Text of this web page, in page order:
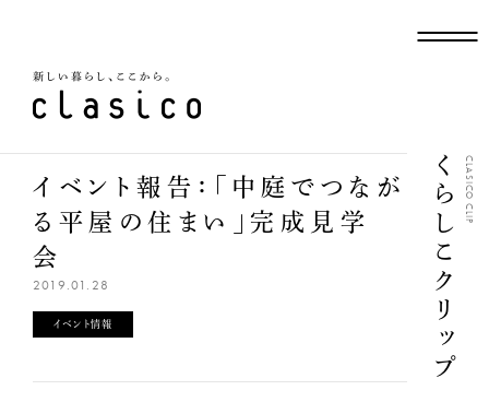
くらしこクリップCLASICO CLIP
イベント報告：「中庭でつなが
る平屋の住まい」完成見学
会
2019.01.28
イベント情報